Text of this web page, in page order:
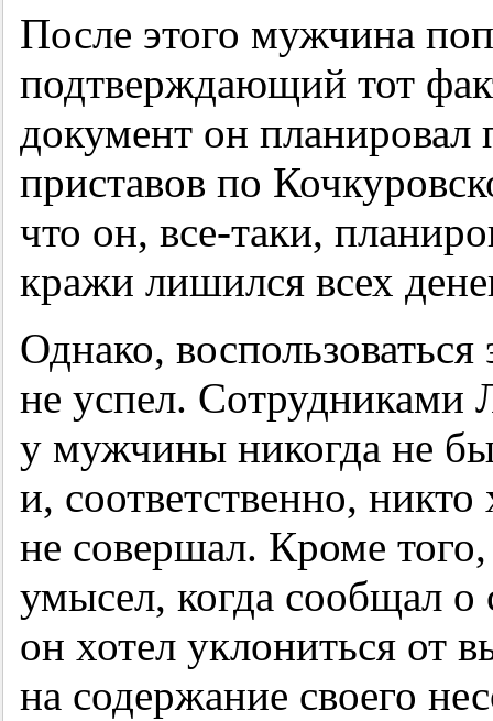
После этого мужчина
подтверждающий тот
документ он планировал
приставов по
что он, все-таки,
кражи лишился всех
Однако,
не успел.
у мужчины никогда не
и, соответственно,
не совершал. Кроме
умысел, когда сообщал
он хотел уклониться от
на содержание своего